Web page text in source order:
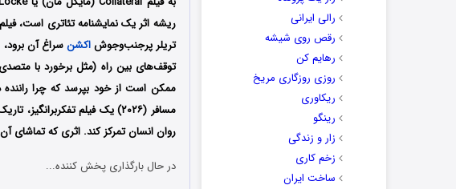
رالی ایرانی
رقص روی شیشه
رهایم کن
روزی روزگاری مریخ
ریکاوری
رینگو
زار و زندگی
زخم کاری
ساخت ایران
تریلر پرجنب‌وجوشاکشنسراغ آن
توقف‌های بین راه (مثل برخورد با
ممکن است از خود بپرسد که چرا راننده
مسافر (۲۰۲۶) یک فیلم
روان انسان تمرکز کند. اثری که
در حال بارگذاری پخش کننده...